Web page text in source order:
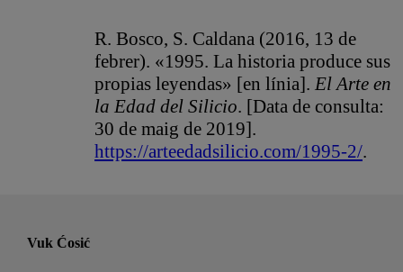
R. Bosco, S. Caldana (2016, 13 de
febrer). «1995. La historia produce sus
propias leyendas» [en línia]. El Arte en
la Edad del Silicio. [Data de consulta:
30 de maig de 2019].
https://arteedadsilicio.com/1995-2/.
Vuk Ćosić